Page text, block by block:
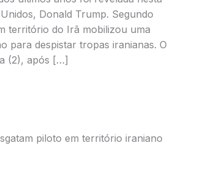
Donald Trump. Segundo
território do Irã mobilizou uma
para despistar tropas iranianas. O
(2), após […]
piloto em território iraniano